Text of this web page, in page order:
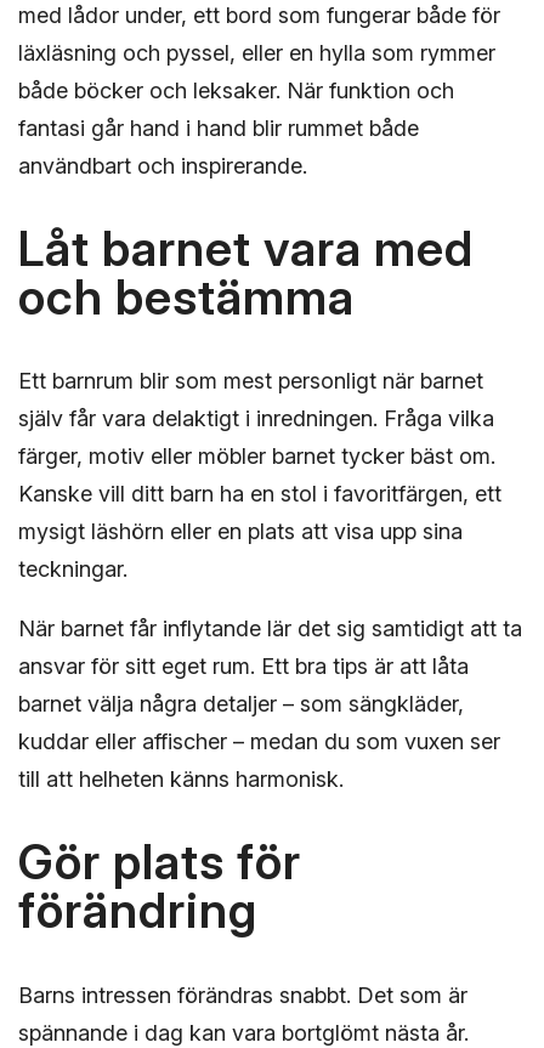
med lådor under, ett bord som fungerar både för
läxläsning och pyssel, eller en hylla som rymmer
både böcker och leksaker. När funktion och
fantasi går hand i hand blir rummet både
användbart och inspirerande.
Låt barnet vara med
och bestämma
Ett barnrum blir som mest personligt när barnet
själv får vara delaktigt i inredningen. Fråga vilka
färger, motiv eller möbler barnet tycker bäst om.
Kanske vill ditt barn ha en stol i favoritfärgen, ett
mysigt läshörn eller en plats att visa upp sina
teckningar.
När barnet får inflytande lär det sig samtidigt att ta
ansvar för sitt eget rum. Ett bra tips är att låta
barnet välja några detaljer – som sängkläder,
kuddar eller affischer – medan du som vuxen ser
till att helheten känns harmonisk.
Gör plats för
förändring
Barns intressen förändras snabbt. Det som är
spännande i dag kan vara bortglömt nästa år.